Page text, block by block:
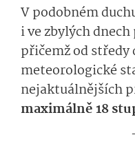
V podobném
i ve zbylých
přičemž od středy
meteorologické
nejaktuálnějších
maximálně 18